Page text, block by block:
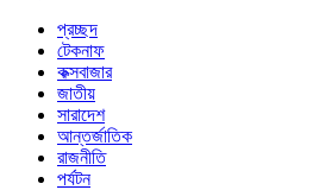
প্রচ্ছদ
টেকনাফ
কক্সবাজার
জাতীয়
সারাদেশ
আন্তর্জাতিক
রাজনীতি
পর্যটন